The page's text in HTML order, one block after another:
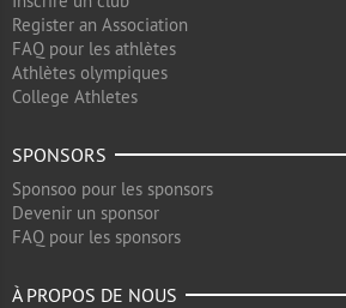
Register an Association
FAQ pour les athlètes
Athlètes olympiques
College Athletes
SPONSORS
Sponsoo pour les sponsors
Devenir un sponsor
FAQ pour les sponsors
À PROPOS DE NOUS